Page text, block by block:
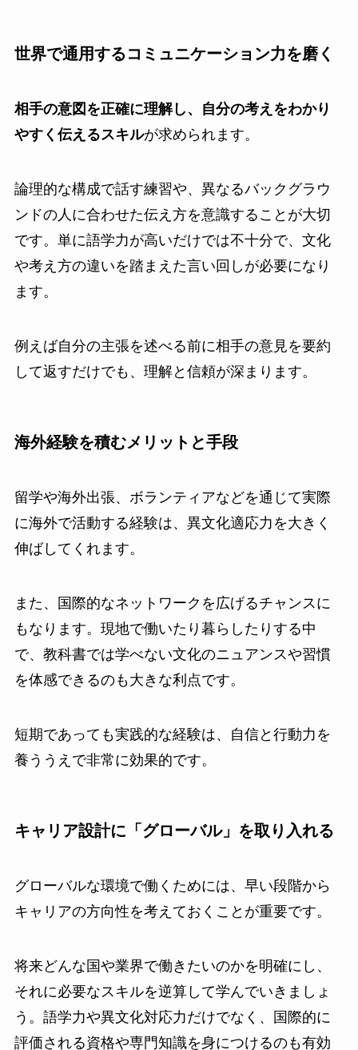
世界で通用するコミュニケーション力を磨く
相手の意図を正確に理解し、自分の考えをわかり
やすく伝えるスキルが求められます。
論理的な構成で話す練習や、異なるバックグラウ
ンドの人に合わせた伝え方を意識することが大切
です。単に語学力が高いだけでは不十分で、文化
や考え方の違いを踏まえた言い回しが必要になり
ます。
例えば自分の主張を述べる前に相手の意見を要約
して返すだけでも、理解と信頼が深まります。
海外経験を積むメリットと手段
留学や海外出張、ボランティアなどを通じて実際
に海外で活動する経験は、異文化適応力を大きく
伸ばしてくれます。
また、国際的なネットワークを広げるチャンスに
もなります。現地で働いたり暮らしたりする中
で、教科書では学べない文化のニュアンスや習慣
を体感できるのも大きな利点です。
短期であっても実践的な経験は、自信と行動力を
養ううえで非常に効果的です。
キャリア設計に「グローバル」を取り入れる
グローバルな環境で働くためには、早い段階から
キャリアの方向性を考えておくことが重要です。
将来どんな国や業界で働きたいのかを明確にし、
それに必要なスキルを逆算して学んでいきましょ
う。語学力や異文化対応力だけでなく、国際的に
評価される資格や専門知識を身につけるのも有効